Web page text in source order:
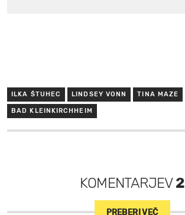
ILKA ŠTUHEC LINDSEY VONN TINA MAZE
BAD KLEINKIRCHHEIM
KOMENTARJEV2
PREBERI VEČ